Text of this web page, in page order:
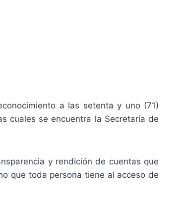
a las setenta y uno (71)
cuales se encuentra la Secretaría de
y rendición de cuentas que
que toda persona tiene al acceso de